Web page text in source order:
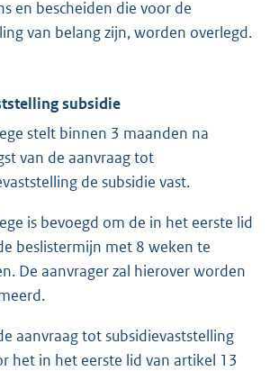
en bescheiden die voor de
van belang zijn, worden overlegd.
subsidie
stelt binnen 3 maanden na
van de aanvraag tot
de subsidie vast.
is bevoegd om de in het eerste lid
beslistermijn met 8 weken te
De aanvrager zal hierover worden
aanvraag tot subsidievaststelling
het in het eerste lid van artikel 13